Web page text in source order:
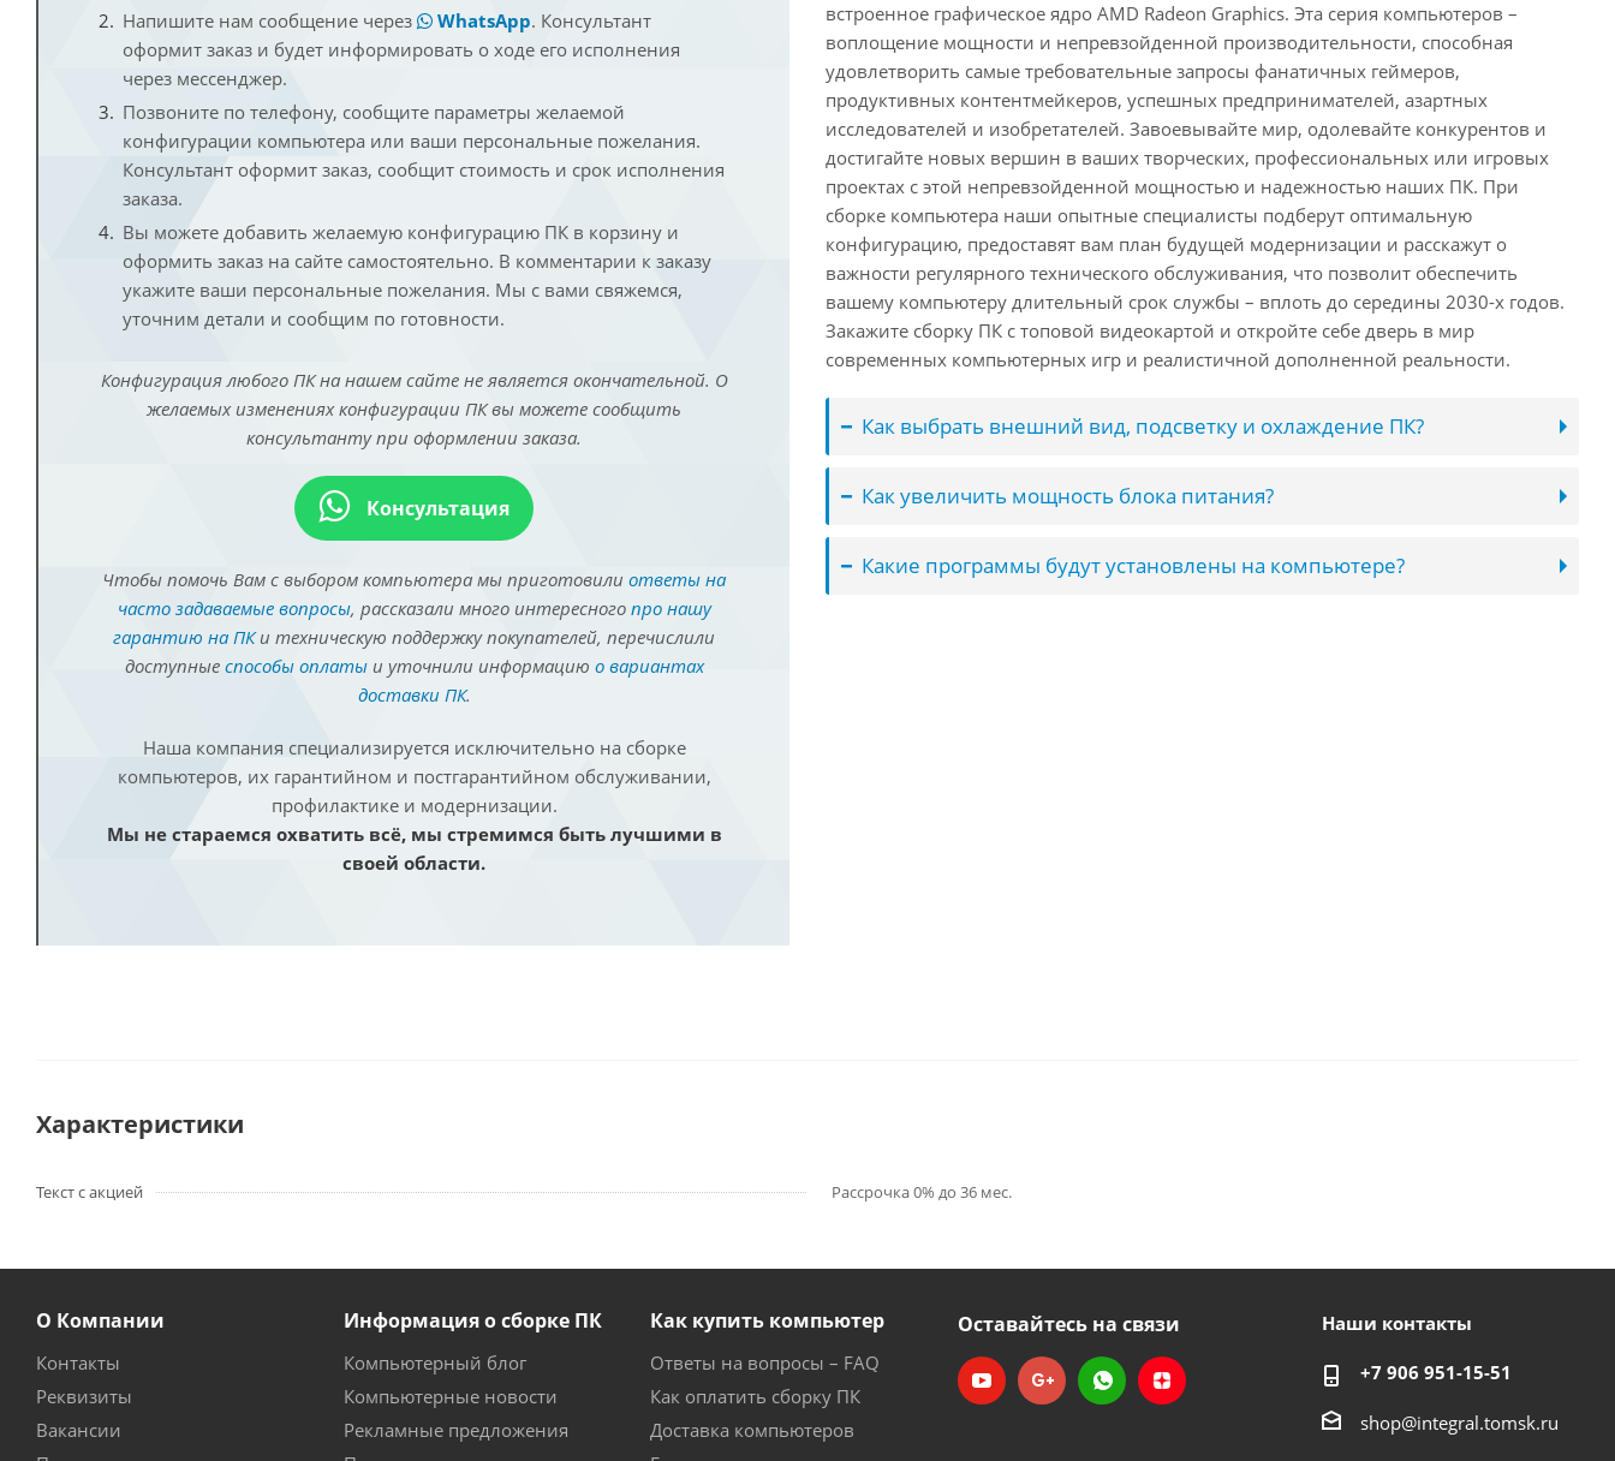
Напишите нам сообщение через
WhatsApp. Консультант
оформит заказ и будет информировать о ходе его исполнения
через мессенджер.
Позвоните по телефону, сообщите параметры желаемой
конфигурации компьютера или ваши персональные пожелания.
Консультант оформит заказ, сообщит стоимость и срок исполнения
заказа.
Вы можете добавить желаемую конфигурацию ПК в корзину и
оформить заказ на сайте самостоятельно. В комментарии к заказу
укажите ваши персональные пожелания. Мы с вами свяжемся,
уточним детали и сообщим по готовности.
Конфигурация любого ПК на нашем сайте не является окончательной. О
желаемых изменениях конфигурации ПК вы можете сообщить
консультанту при оформлении заказа.
Консультация
Чтобы помочь Вам с выбором компьютера мы приготовили ответы на
часто задаваемые вопросы, рассказали много интересного про нашу
гарантию на ПКи техническую поддержку покупателей, перечислили
доступные способы оплатыи уточнили информацию о вариантах
доставки ПК.
Наша компания специализируется исключительно на сборке
компьютеров, их гарантийном и постгарантийном обслуживании,
профилактике и модернизации.
Мы не стараемся охватить всё, мы стремимся быть лучшими в
своей области.
встроенное графическое ядро AMD Radeon Graphics. Эта серия компьютеров –
воплощение мощности и непревзойденной производительности, способная
удовлетворить самые требовательные запросы фанатичных геймеров,
продуктивных контентмейкеров, успешных предпринимателей, азартных
исследователей и изобретателей. Завоевывайте мир, одолевайте конкурентов и
достигайте новых вершин в ваших творческих, профессиональных или игровых
проектах с этой непревзойденной мощностью и надежностью наших ПК. При
сборке компьютера наши опытные специалисты подберут оптимальную
конфигурацию, предоставят вам план будущей модернизации и расскажут о
важности регулярного технического обслуживания, что позволит обеспечить
вашему компьютеру длительный срок службы – вплоть до середины 2030-х годов.
Закажите сборку ПК с топовой видеокартой и откройте себе дверь в мир
современных компьютерных игр и реалистичной дополненной реальности.
Как выбрать внешний вид, подсветку и охлаждение ПК?
Как увеличить мощность блока питания?
Какие программы будут установлены на компьютере?
Характеристики
Текст с акцией Рассрочка 0% до 36 мес.
О Компании
Контакты
Реквизиты
Вакансии
Информация о сборке ПК
Компьютерный блог
Компьютерные новости
Рекламные предложения
Как купить компьютер
Ответы на вопросы – FAQ
Как оплатить сборку ПК
Доставка компьютеров
Оставайтесь на связи Наши контакты
+7 906 951-15-51
shop@integral.tomsk.ru